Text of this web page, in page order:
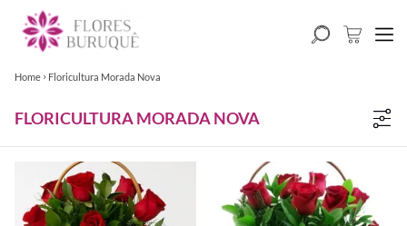
Home Floricultura Morada Nova
FLORICULTURA MORADA NOVA